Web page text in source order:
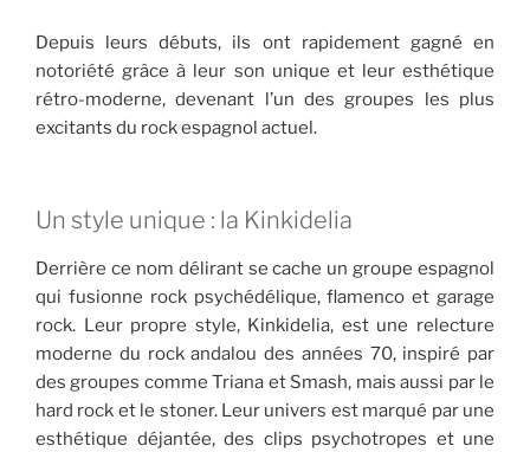
Depuis leurs débuts, ils ont rapidement gagné en
notoriété grâce à leur son unique et leur esthétique
rétro-moderne, devenant l’un des groupes les plus
excitants du rock espagnol actuel.
Un style unique : la Kinkidelia
Derrière ce nom délirant se cache un groupe espagnol
qui fusionne rock psychédélique, flamenco et garage
rock. Leur propre style, Kinkidelia, est une relecture
moderne du rock andalou des années 70, inspiré par
des groupes comme Triana et Smash, mais aussi par le
hard rock et le stoner. Leur univers est marqué par une
esthétique déjantée, des clips psychotropes et une